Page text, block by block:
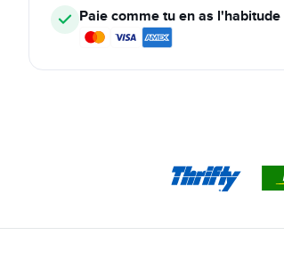
Paie comme tu en as l'habitude